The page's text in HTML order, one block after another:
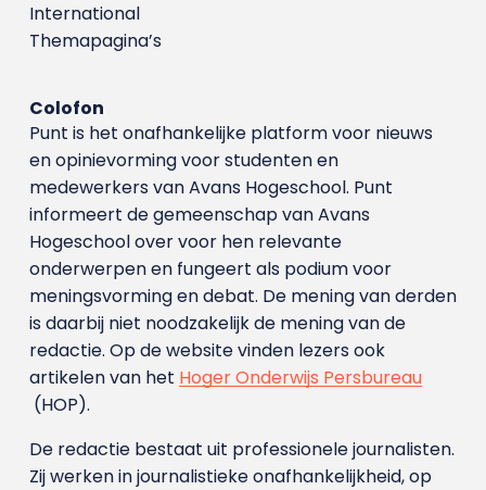
International
Themapagina’s
Colofon
Punt is het onafhankelijke platform voor nieuws
en opinievorming voor studenten en
medewerkers van Avans Hoge­school. Punt
informeert de gemeenschap van Avans
Hogeschool over voor hen relevante
onderwerpen en fungeert als podium voor
meningsvorming en debat. De mening van derden
is daarbij niet noodzakelijk de mening van de
redactie. Op de website vinden lezers ook
artikelen van het Hoger Onderwijs Persbureau
(HOP).
De redactie bestaat uit professionele journalisten.
Zij werken in journalistieke onafhankelijkheid, op